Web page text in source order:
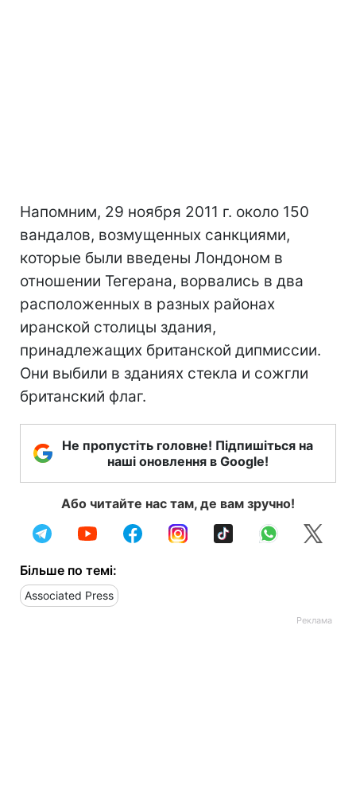
Напомним, 29 ноября 2011 г. около 150
вандалов, возмущенных санкциями,
которые были введены Лондоном в
отношении Тегерана, ворвались в два
расположенных в разных районах
иранской столицы здания,
принадлежащих британской дипмиссии.
Они выбили в зданиях стекла и сожгли
британский флаг.
Не пропустіть головне! Підпишіться на
наші оновлення в Google!
Або читайте нас там, де вам зручно!
Більше по темі:
Associated Press